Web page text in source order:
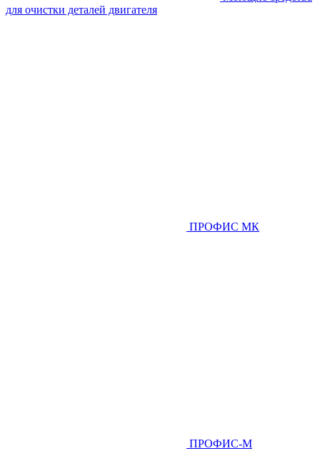
для очистки деталей двигателя
ПРОФИС МК
ПРОФИС-М